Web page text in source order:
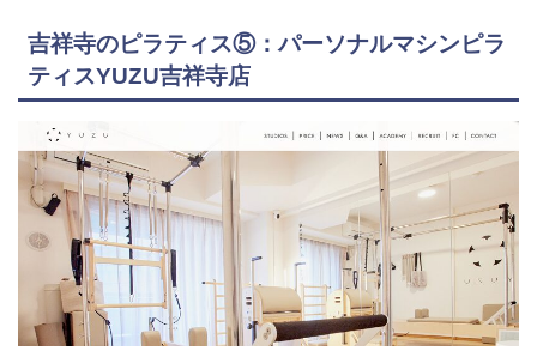
吉祥寺のピラティス⑤：パーソナルマシンピラ
ティスYUZU吉祥寺店